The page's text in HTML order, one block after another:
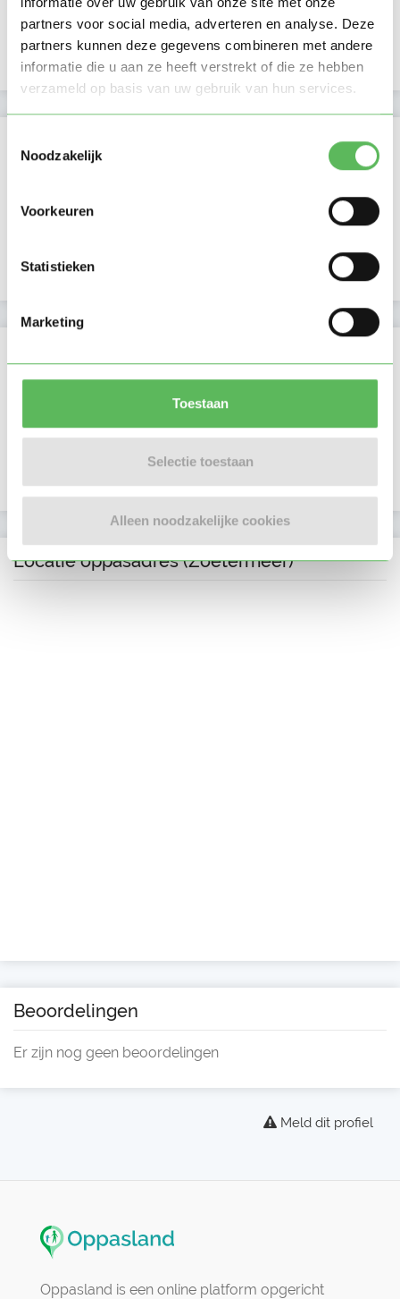
partners voor social media, adverteren en analyse. Deze
partners kunnen deze gegevens combineren met andere
informatie die u aan ze heeft verstrekt of die ze hebben
verzameld op basis van uw gebruik van hun services.
Noodzakelijk
Voorkeuren
Statistieken
Marketing
Toestaan
Selectie toestaan
Alleen noodzakelijke cookies
Nacht
NIEUW
09-10-2025
Profiel bijgewerkt 09-10-2025
Telefoonnummer is geverifieerd
Locatie oppasadres (Zoetermeer)
Beoordelingen
Er zijn nog geen beoordelingen
Meld dit profiel
Oppasland is een online platform opgericht